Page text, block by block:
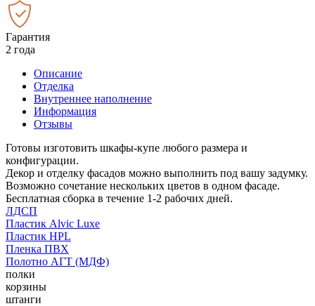
Гарантия
2 года
Описание
Отделка
Внутреннее наполнение
Информация
Отзывы
Готовы изготовить шкафы-купе любого размера и
конфигурации.
Декор и отделку фасадов можно выполнить под вашу задумку.
Возможно сочетание нескольких цветов в одном фасаде.
Бесплатная сборка в течение 1-2 рабочих дней.
ЛДСП
Пластик Alvic Luxe
Пластик HPL
Пленка ПВХ
Полотно АГТ (МДФ)
полки
корзины
штанги